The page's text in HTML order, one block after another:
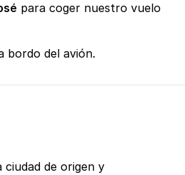
para coger nuestro vuelo
bordo del avión.
ciudad de origen y